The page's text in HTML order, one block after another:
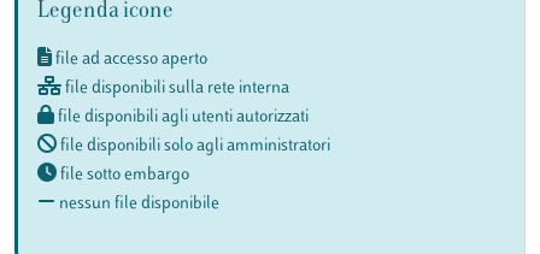
Legenda icone
file ad accesso aperto
file disponibili sulla rete interna
file disponibili agli utenti autorizzati
file disponibili solo agli amministratori
file sotto embargo
nessun file disponibile